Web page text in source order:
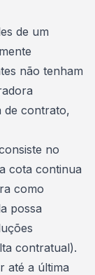
de um
não tenham
de contrato,
no
cota continua
como
possa
contratual).
até a última